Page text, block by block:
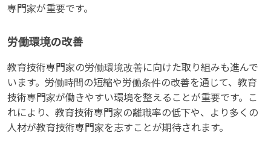
専門家が重要です。
労働環境の改善
教育技術専門家の労働環境改善に向けた取り組みも進んで
います。労働時間の短縮や労働条件の改善を通じて、教育
技術専門家が働きやすい環境を整えることが重要です。こ
れにより、教育技術専門家の離職率の低下や、より多くの
人材が教育技術専門家を志すことが期待されます。